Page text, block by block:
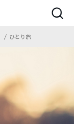
ひとり旅